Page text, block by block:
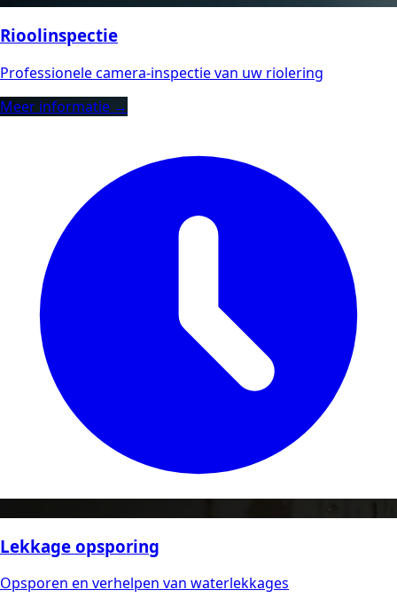
Rioolinspectie
Professionele camera-inspectie van uw riolering
Meer informatie →
Lekkage opsporing
Opsporen en verhelpen van waterlekkages